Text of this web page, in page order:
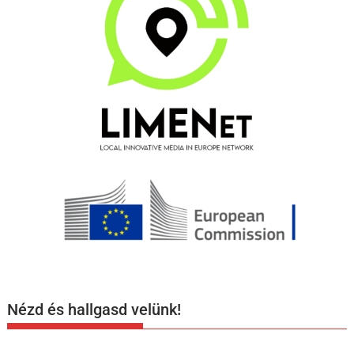
Nézd és hallgasd velünk!